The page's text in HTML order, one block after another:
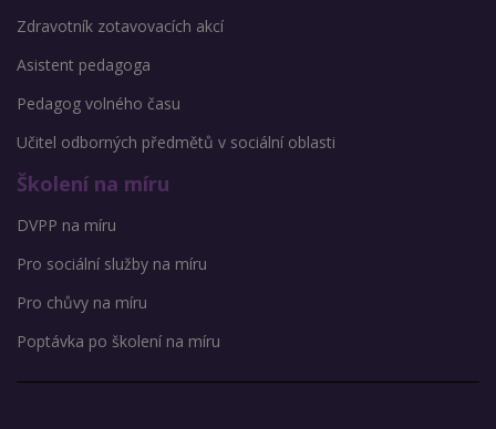
Zdravotník zotavovacích akcí
Asistent pedagoga
Pedagog volného času
Učitel odborných předmětů v sociální oblasti
Školení na míru
DVPP na míru
Pro sociální služby na míru
Pro chůvy na míru
Poptávka po školení na míru